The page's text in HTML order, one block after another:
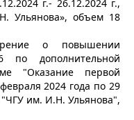
г.- 26.12.2024 г.,
объем 18
о повышении
по дополнительной
"Оказание первой
2024 года по 29
им. И.Н. Ульянова",